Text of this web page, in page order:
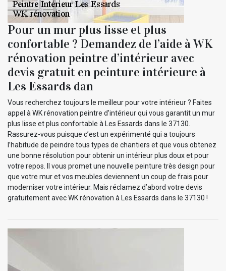
Pour un mur plus lisse et plus
confortable ? Demandez de l’aide à WK
rénovation peintre d’intérieur avec
devis gratuit en peinture intérieure à
Les Essards dan
Vous recherchez toujours le meilleur pour votre intérieur ? Faites
appel à WK rénovation peintre d’intérieur qui vous garantit un mur
plus lisse et plus confortable à Les Essards dans le 37130.
Rassurez-vous puisque c’est un expérimenté qui a toujours
l’habitude de peindre tous types de chantiers et que vous obtenez
une bonne résolution pour obtenir un intérieur plus doux et pour
votre repos. Il vous promet une nouvelle peinture très design pour
que votre mur et vos meubles deviennent un coup de frais pour
moderniser votre intérieur. Mais réclamez d’abord votre devis
gratuitement avec WK rénovation à Les Essards dans le 37130 !